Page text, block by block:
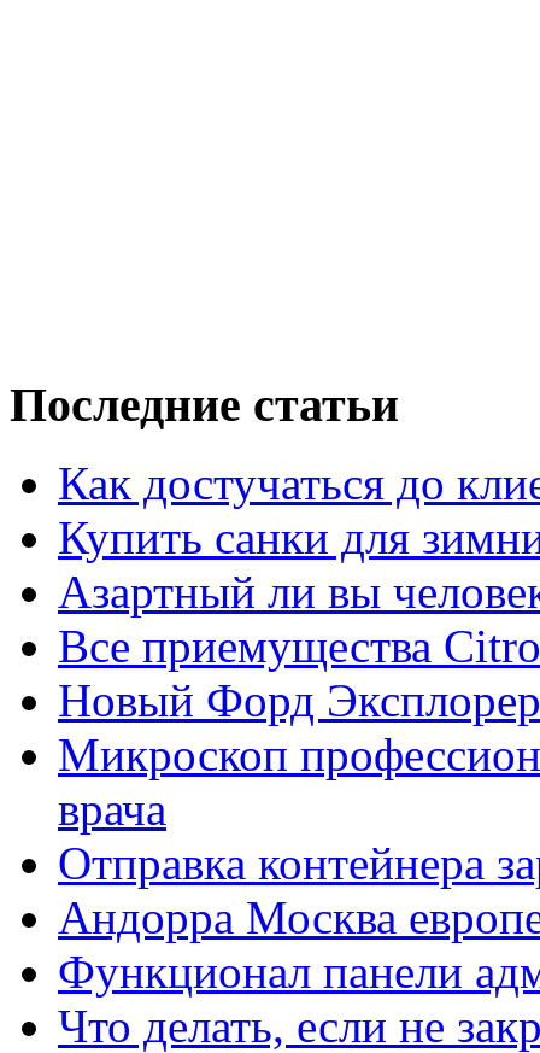
Последние статьи
Как достучаться до
Купить санки для
Азартный ли вы
Все приемущества
Новый Форд
Микроскоп
врача
Отправка контейнера
Андорра Москва
Функционал панели
Что делать, если не